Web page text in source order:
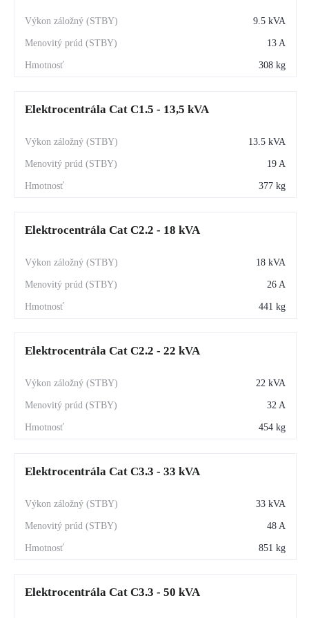
9.5 kVA
13 A
308 kg
Elektrocentrála Cat C1.5 - 13,5 kVA
13.5 kVA
19 A
377 kg
Elektrocentrála Cat C2.2 - 18 kVA
18 kVA
26 A
441 kg
Elektrocentrála Cat C2.2 - 22 kVA
22 kVA
32 A
454 kg
Elektrocentrála Cat C3.3 - 33 kVA
33 kVA
48 A
851 kg
Elektrocentrála Cat C3.3 - 50 kVA